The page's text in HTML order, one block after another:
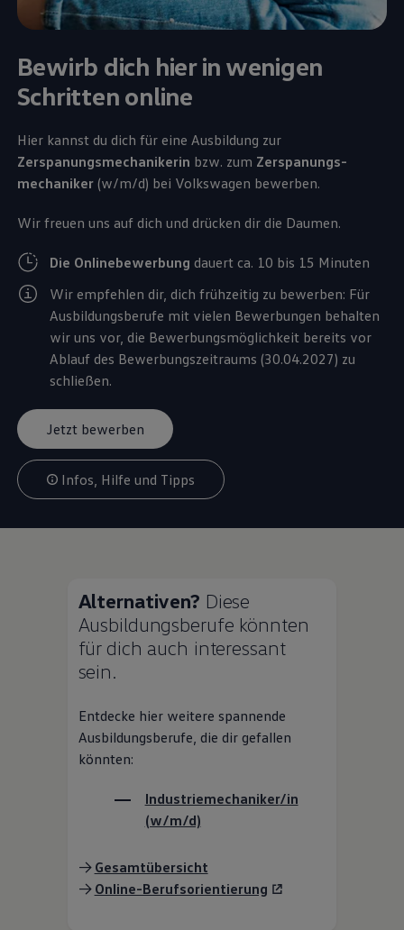
Bewirb dich hier in wenigen
Schritten online
Hier kannst du dich für eine Ausbildung zur
Zerspanungsmechanikerin bzw. zum Zerspanungs­
mechaniker (w/m/d) bei Volkswagen bewerben.
Wir freuen uns auf dich und drücken dir die Daumen.
Die Onlinebewerbung dauert ca. 10 bis 15 Minuten
Wir empfehlen dir, dich frühzeitig zu bewerben: Für
Ausbildungsberufe mit vielen Bewerbungen behalten
wir uns vor, die Bewerbungsmöglichkeit bereits vor
Ablauf des Bewerbungszeitraums (30.04.2027) zu
schließen.
Jetzt bewerben
Infos, Hilfe und Tipps
Alternativen? Diese
Ausbildungsberufe könnten
für dich auch interessant
sein.
Entdecke hier weitere spannende
Ausbildungsberufe, die dir gefallen
könnten:
Industrie­mechaniker/in
(w/m/d)
-> Gesamtübersicht
-> Online-Berufsorientierung